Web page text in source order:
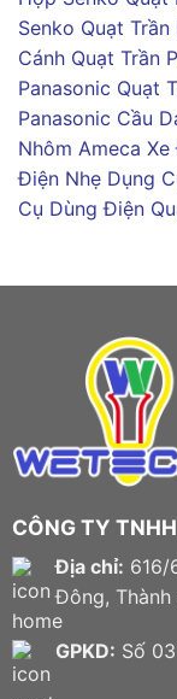
Senko Quạt Trần
Cánh Quạt Trần
Panasonic Quạt
Panasonic Cầu
Nhôm Ameca Xe
Điện Nhẹ Dụng
Cụ Dùng Điện
CÔNG TY
Địa chỉ: 616/
Đông, Thành
GPKD: Số